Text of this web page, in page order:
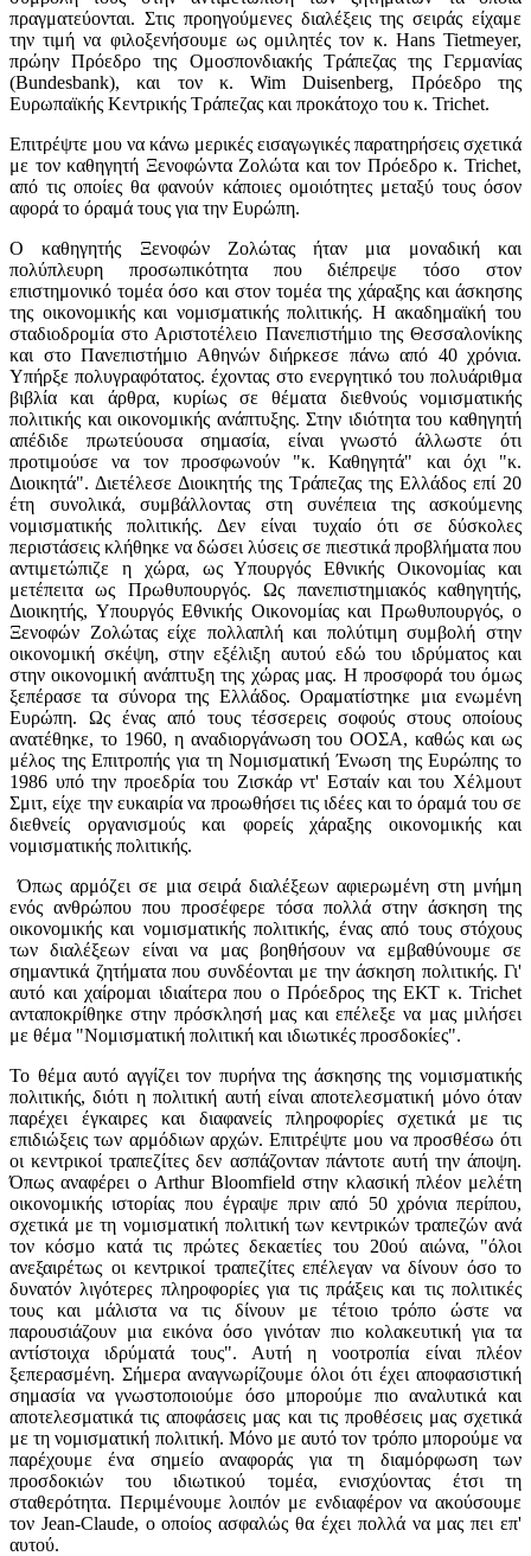
πραγματεύονται. Στις προηγούμενες διαλέξεις της σειράς είχαμε
την τιμή να φιλοξενήσουμε ως ομιλητές τον κ. Hans Tietmeyer,
πρώην Πρόεδρο της Ομοσπονδιακής Τράπεζας της Γερμανίας
(Bundesbank), και τον κ. Wim Duisenberg, Πρόεδρο της
Ευρωπαϊκής Κεντρικής Τράπεζας και προκάτοχο του κ. Trichet.
Επιτρέψτε μου να κάνω μερικές εισαγωγικές παρατηρήσεις σχετικά
με τον καθηγητή Ξενοφώντα Ζολώτα και τον Πρόεδρο κ. Trichet,
από τις οποίες θα φανούν κάποιες ομοιότητες μεταξύ τους όσον
αφορά το όραμά τους για την Ευρώπη.
Ο καθηγητής Ξενοφών Ζολώτας ήταν μια μοναδική και
πολύπλευρη προσωπικότητα που διέπρεψε τόσο στον
επιστημονικό τομέα όσο και στον τομέα της χάραξης και άσκησης
της οικονομικής και νομισματικής πολιτικής. Η ακαδημαϊκή του
σταδιοδρομία στο Αριστοτέλειο Πανεπιστήμιο της Θεσσαλονίκης
και στο Πανεπιστήμιο Αθηνών διήρκεσε πάνω από 40 χρόνια.
Υπήρξε πολυγραφότατος. έχοντας στο ενεργητικό του πολυάριθμα
βιβλία και άρθρα, κυρίως σε θέματα διεθνούς νομισματικής
πολιτικής και οικονομικής ανάπτυξης. Στην ιδιότητα του καθηγητή
απέδιδε πρωτεύουσα σημασία, είναι γνωστό άλλωστε ότι
προτιμούσε να τον προσφωνούν "κ. Καθηγητά" και όχι "κ.
Διοικητά". Διετέλεσε Διοικητής της Τράπεζας της Ελλάδος επί 20
έτη συνολικά, συμβάλλοντας στη συνέπεια της ασκούμενης
νομισματικής πολιτικής. Δεν είναι τυχαίο ότι σε δύσκολες
περιστάσεις κλήθηκε να δώσει λύσεις σε πιεστικά προβλήματα που
αντιμετώπιζε η χώρα, ως Υπουργός Εθνικής Οικονομίας και
μετέπειτα ως Πρωθυπουργός. Ως πανεπιστημιακός καθηγητής,
Διοικητής, Υπουργός Εθνικής Οικονομίας και Πρωθυπουργός, ο
Ξενοφών Ζολώτας είχε πολλαπλή και πολύτιμη συμβολή στην
οικονομική σκέψη, στην εξέλιξη αυτού εδώ του ιδρύματος και
στην οικονομική ανάπτυξη της χώρας μας. Η προσφορά του όμως
ξεπέρασε τα σύνορα της Ελλάδος. Οραματίστηκε μια ενωμένη
Ευρώπη. Ως ένας από τους τέσσερεις σοφούς στους οποίους
ανατέθηκε, το 1960, η αναδιοργάνωση του ΟΟΣΑ, καθώς και ως
μέλος της Επιτροπής για τη Νομισματική Ένωση της Ευρώπης το
1986 υπό την προεδρία του Ζισκάρ ντ' Εσταίν και του Χέλμουτ
Σμιτ, είχε την ευκαιρία να προωθήσει τις ιδέες και το όραμά του σε
διεθνείς οργανισμούς και φορείς χάραξης οικονομικής και
νομισματικής πολιτικής.
Όπως αρμόζει σε μια σειρά διαλέξεων αφιερωμένη στη μνήμη
ενός ανθρώπου που προσέφερε τόσα πολλά στην άσκηση της
οικονομικής και νομισματικής πολιτικής, ένας από τους στόχους
των διαλέξεων είναι να μας βοηθήσουν να εμβαθύνουμε σε
σημαντικά ζητήματα που συνδέονται με την άσκηση πολιτικής. Γι'
αυτό και χαίρομαι ιδιαίτερα που ο Πρόεδρος της ΕΚΤ κ. Trichet
ανταποκρίθηκε στην πρόσκλησή μας και επέλεξε να μας μιλήσει
με θέμα "Νομισματική πολιτική και ιδιωτικές προσδοκίες".
Το θέμα αυτό αγγίζει τον πυρήνα της άσκησης της νομισματικής
πολιτικής, διότι η πολιτική αυτή είναι αποτελεσματική μόνο όταν
παρέχει έγκαιρες και διαφανείς πληροφορίες σχετικά με τις
επιδιώξεις των αρμόδιων αρχών. Επιτρέψτε μου να προσθέσω ότι
οι κεντρικοί τραπεζίτες δεν ασπάζονταν πάντοτε αυτή την άποψη.
Όπως αναφέρει ο Arthur Bloomfield στην κλασική πλέον μελέτη
οικονομικής ιστορίας που έγραψε πριν από 50 χρόνια περίπου,
σχετικά με τη νομισματική πολιτική των κεντρικών τραπεζών ανά
τον κόσμο κατά τις πρώτες δεκαετίες του 20ού αιώνα, "όλοι
ανεξαιρέτως οι κεντρικοί τραπεζίτες επέλεγαν να δίνουν όσο το
δυνατόν λιγότερες πληροφορίες για τις πράξεις και τις πολιτικές
τους και μάλιστα να τις δίνουν με τέτοιο τρόπο ώστε να
παρουσιάζουν μια εικόνα όσο γινόταν πιο κολακευτική για τα
αντίστοιχα ιδρύματά τους". Αυτή η νοοτροπία είναι πλέον
ξεπερασμένη. Σήμερα αναγνωρίζουμε όλοι ότι έχει αποφασιστική
σημασία να γνωστοποιούμε όσο μπορούμε πιο αναλυτικά και
αποτελεσματικά τις αποφάσεις μας και τις προθέσεις μας σχετικά
με τη νομισματική πολιτική. Μόνο με αυτό τον τρόπο μπορούμε να
παρέχουμε ένα σημείο αναφοράς για τη διαμόρφωση των
προσδοκιών του ιδιωτικού τομέα, ενισχύοντας έτσι τη
σταθερότητα. Περιμένουμε λοιπόν με ενδιαφέρον να ακούσουμε
τον Jean-Claude, ο οποίος ασφαλώς θα έχει πολλά να μας πει επ'
αυτού.